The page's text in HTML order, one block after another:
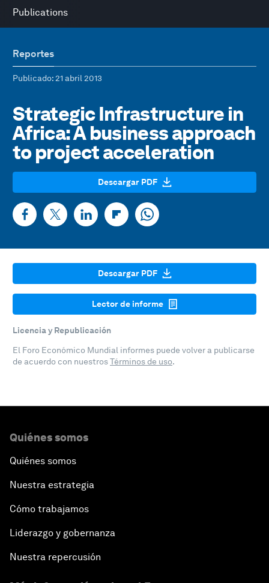
Publications
Reportes
Publicado: 21 abril 2013
Strategic Infrastructure in
Africa: A business approach
to project acceleration
Descargar PDF
Descargar PDF
Lector de informe
Licencia y Republicación
El Foro Económico Mundial informes puede volver a publicarse
de acuerdo con nuestrosTérminos de uso.
Quiénes somos
Quiénes somos
Nuestra estrategia
Cómo trabajamos
Liderazgo y gobernanza
Nuestra repercusión